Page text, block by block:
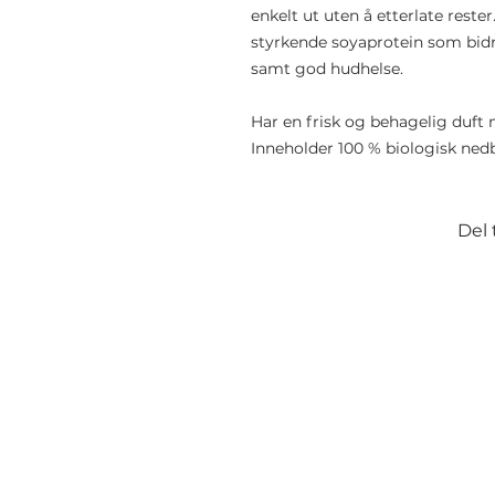
enkelt ut uten å etterlate
styrkende soyaprotein som
samt god hudhelse.
Har en frisk og behagelig duft
Inneholder 100 % biologisk
Del